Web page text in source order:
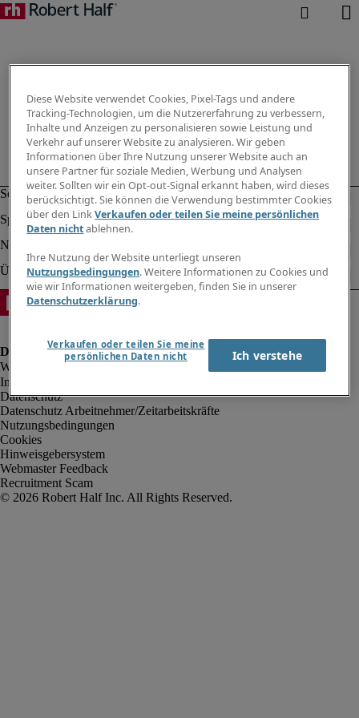
Impressum
Datenschutz
Datenschutz Arbeitnehmer/Zeitarbeitskräfte
Nutzungsbedingungen
Cookies
Hinweisgebersystem
Webmaster Feedback
Recruitment Scam
Diese Website verwendet Cookies, Pixel-Tags und andere
Tracking-Technologien, um die Nutzererfahrung zu verbessern,
Inhalte und Anzeigen zu personalisieren sowie Leistung und
Verkehr auf unserer Website zu analysieren. Wir geben
Informationen über Ihre Nutzung unserer Website auch an
unsere Partner für soziale Medien, Werbung und Analysen
weiter. Sollten wir ein Opt-out-Signal erkannt haben, wird dieses
berücksichtigt. Sie können die Verwendung bestimmter Cookies
über den LinkVerkaufen oder teilen Sie meine persönlichen
Daten nichtablehnen.
Ihre Nutzung der Website unterliegt unseren
Nutzungsbedingungen. Weitere Informationen zu Cookies und
wie wir Informationen weitergeben, finden Sie in unserer
Datenschutzerklärung.
Verkaufen oder teilen Sie meine
persönlichen Daten nicht
Ich verstehe